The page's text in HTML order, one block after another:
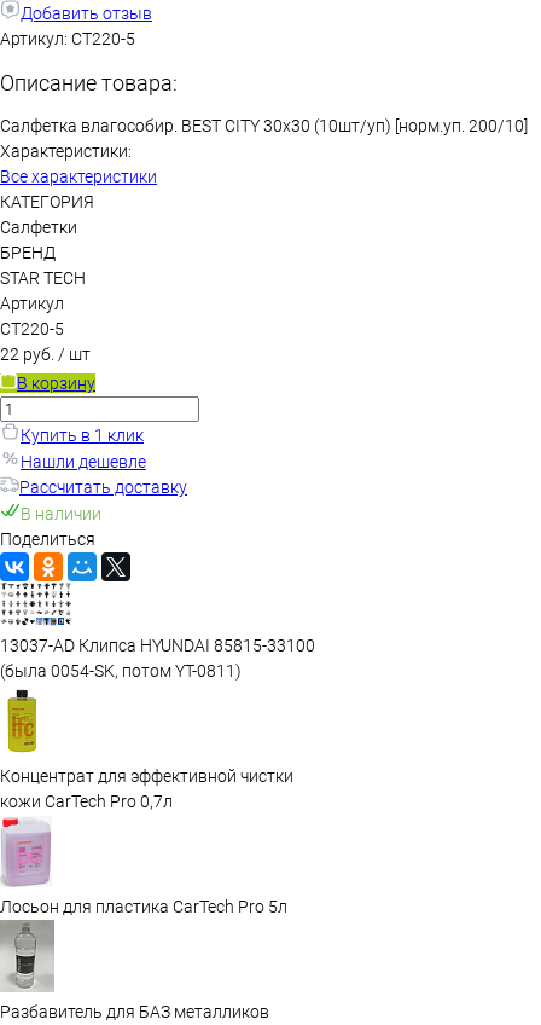
Добавить отзыв
Артикул: СТ220-5
Описание товара:
Салфетка влагособир. BEST CITY 30x30 (10шт/уп) [норм.уп. 200/10]
Характеристики:
Все характеристики
КАТЕГОРИЯ
Салфетки
БРЕНД
STAR TECH
Артикул
СТ220-5
22 руб. / шт
В корзину
Купить в 1 клик
Нашли дешевле
Рассчитать доставку
В наличии
Поделиться
13037-AD Клипса HYUNDAI 85815-33100
(была 0054-SK, потом YT-0811)
Концентрат для эффективной чистки
кожи CarTech Pro 0,7л
Лосьон для пластика CarTech Pro 5л
Разбавитель для БАЗ металликов